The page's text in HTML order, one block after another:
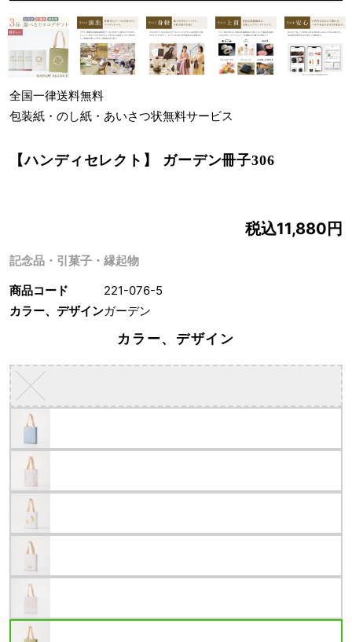
全国一律送料無料
包装紙・のし紙・あいさつ状無料サービス
【ハンディセレクト】 ガーデン冊子306
記念品・引菓子・縁起物
税込11,880円
商品コード
221-076-5
カラー、デザインガーデン
カラー、デザイン